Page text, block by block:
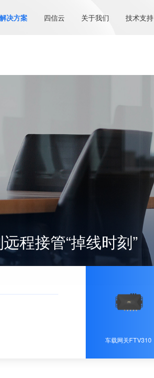
解决方案 四信云 关于我们 技术支持
程接管“掉线时刻”
车载网关FTV310